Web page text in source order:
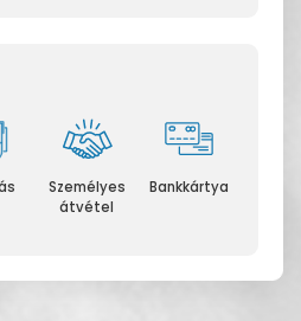
Személyes
átvétel
Bankkártya